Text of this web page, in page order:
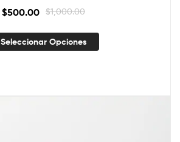
$1,000.00
$500.00
Seleccionar Opciones